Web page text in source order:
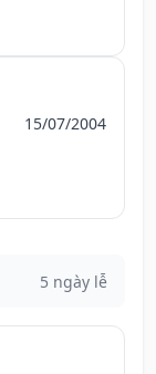
15/07/2004
5 ngày lễ